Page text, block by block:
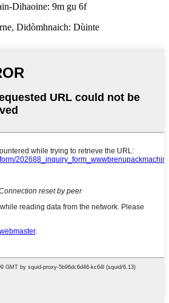
Dihaoine: 9m gu 6f
Didòmhnaich: Dùinte